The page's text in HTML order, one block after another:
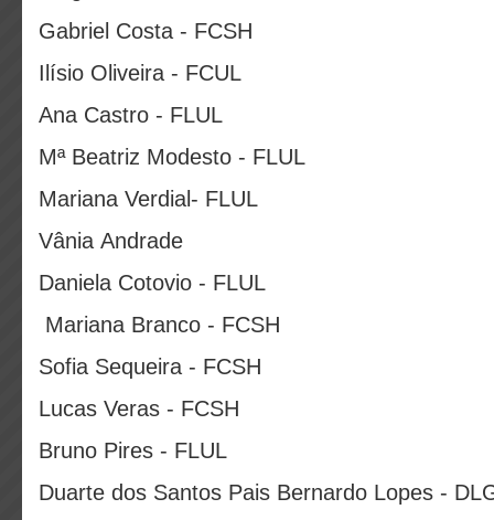
Gabriel Costa - FCSH
Ilísio Oliveira - FCUL
Ana Castro - FLUL
Mª Beatriz Modesto - FLUL
Mariana Verdial- FLUL
Vânia Andrade
Daniela Cotovio - FLUL
Mariana Branco - FCSH
Sofia Sequeira - FCSH
Lucas Veras - FCSH
Bruno Pires - FLUL
Duarte dos Santos Pais Bernardo Lopes -